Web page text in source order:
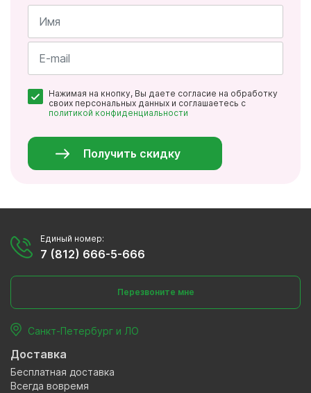
Имя
*
Нажимая на кнопку, Вы даете согласие на обработку
своих персональных данных и соглашаетесь с
политикой конфиденциальности
Получить скидку
Единый номер:
7 (812) 666-5-666
Перезвоните мне
Санкт-Петербург и ЛО
Доставка
Бесплатная доставка
Всегда вовремя